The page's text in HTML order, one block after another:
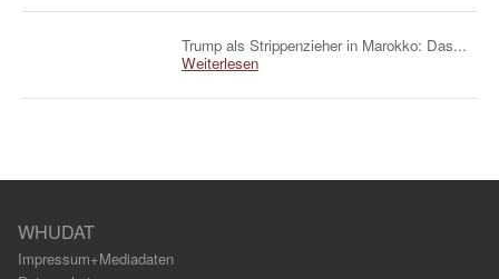
Trump als Strippenzieher in Marokko: Das...
Weiterlesen
WHUDAT
Impressum+Mediadaten